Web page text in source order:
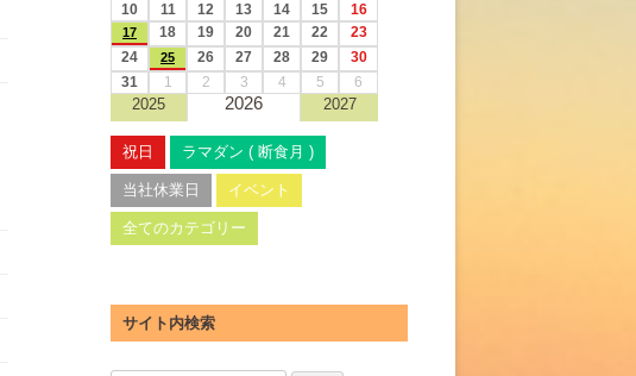
10
11 12 13 14 15 16
17 18 19 20 21 22
23
24
25 26 27 28 29
30
31
1 2 3 4 5 6
2025 2026 2027
祝日 ラマダン ( 断食月 )
当社休業日 イベント
全てのカテゴリー
サイト内検索